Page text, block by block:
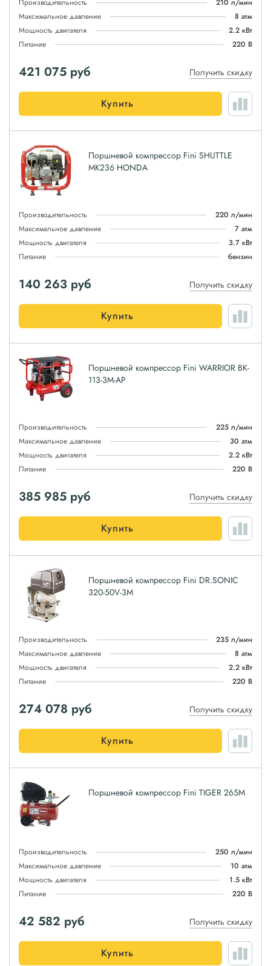
Производительность
210 л/мин
Максимальное давление
8 атм
Мощность двигателя
2.2 кВт
Питание
220 В
421 075 руб Получить скидку
Купить
Поршневой компрессор Fini SHUTTLE
MK236 HONDA
Производительность
220 л/мин
Максимальное давление
7 атм
Мощность двигателя
3.7 кВт
Питание
бензин
140 263 руб Получить скидку
Купить
Поршневой компрессор Fini WARRIOR BK-
113-3M-AP
Производительность
225 л/мин
Максимальное давление
30 атм
Мощность двигателя
2.2 кВт
Питание
220 В
385 985 руб Получить скидку
Купить
Поршневой компрессор Fini DR.SONIC
320-50V-3M
Производительность
235 л/мин
Максимальное давление
8 атм
Мощность двигателя
2.2 кВт
Питание
220 В
274 078 руб Получить скидку
Купить
Поршневой компрессор Fini TIGER 265M
Производительность
250 л/мин
Максимальное давление
10 атм
Мощность двигателя
1.5 кВт
Питание
220 В
42 582 руб Получить скидку
Купить